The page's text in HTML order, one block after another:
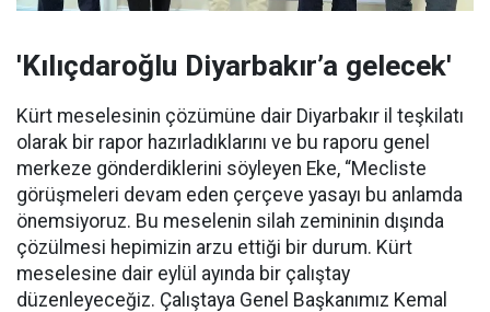
'Kılıçdaroğlu Diyarbakır’a gelecek'
Kürt meselesinin çözümüne dair Diyarbakır il teşkilatı
olarak bir rapor hazırladıklarını ve bu raporu genel
merkeze gönderdiklerini söyleyen Eke, “Mecliste
görüşmeleri devam eden çerçeve yasayı bu anlamda
önemsiyoruz. Bu meselenin silah zemininin dışında
çözülmesi hepimizin arzu ettiği bir durum. Kürt
meselesine dair eylül ayında bir çalıştay
düzenleyeceğiz. Çalıştaya Genel Başkanımız Kemal